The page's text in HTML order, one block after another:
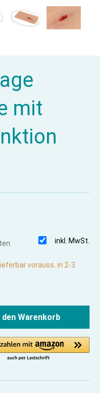
mit
inkl. MwSt.
vorauss. in 2-3
den Warenkorb